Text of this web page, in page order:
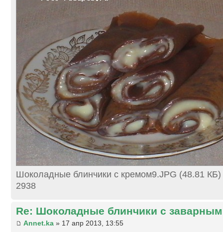
Шоколадные блинчики с кремом9.JPG (48.81
2938
Re: Шоколадные блинчики с
Annet.ka » 17 апр 2013, 13:55